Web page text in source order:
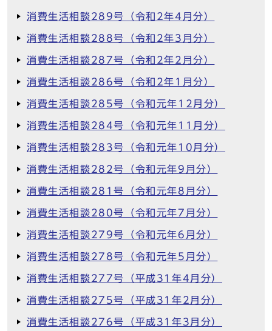
消費生活相談289号（令和2年4月分）
消費生活相談288号（令和2年3月分）
消費生活相談287号（令和2年2月分）
消費生活相談286号（令和2年1月分）
消費生活相談285号（令和元年12月分）
消費生活相談284号（令和元年11月分）
消費生活相談283号（令和元年10月分）
消費生活相談282号（令和元年9月分）
消費生活相談281号（令和元年8月分）
消費生活相談280号（令和元年7月分）
消費生活相談279号（令和元年6月分）
消費生活相談278号（令和元年5月分）
消費生活相談277号（平成31年4月分）
消費生活相談275号（平成31年2月分）
消費生活相談276号（平成31年3月分）